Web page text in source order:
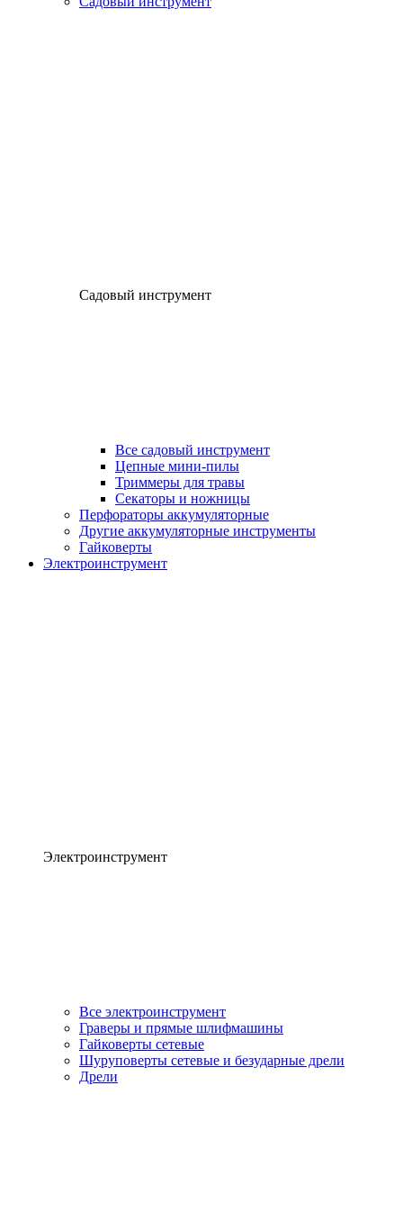
Садовый инструмент
Все садовый инструмент
Цепные мини-пилы
Триммеры для травы
Секаторы и ножницы
Перфораторы аккумуляторные
Другие аккумуляторные инструменты
Гайковерты
Электроинструмент
Электроинструмент
Все электроинструмент
Граверы и прямые шлифмашины
Гайковерты сетевые
Шуруповерты сетевые и безударные дрели
Дрели